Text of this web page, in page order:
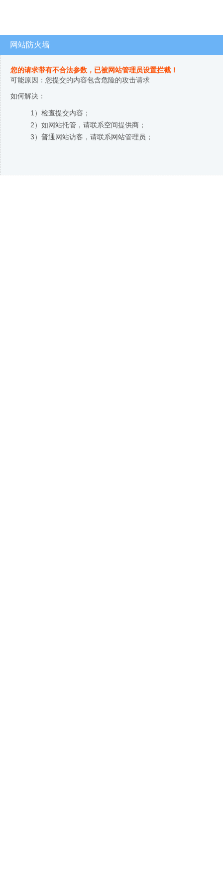
网站防火墙
您的请求带有不合法参数，已被网站管理员设置拦截！
可能原因：您提交的内容包含危险的攻击请求
如何解决：
1）检查提交内容；
2）如网站托管，请联系空间提供商；
3）普通网站访客，请联系网站管理员；